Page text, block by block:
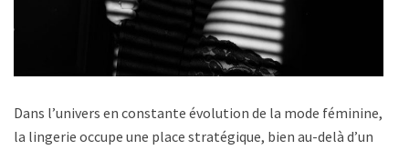
Dans l’univers en constante évolution de la mode féminine,
la lingerie occupe une place stratégique, bien au-delà d’un